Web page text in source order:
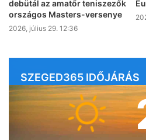
debütál az amatőr teniszezők
országos Masters-versenye
2026, július 29. 12:36
SZEGED365 IDŐJÁRÁS